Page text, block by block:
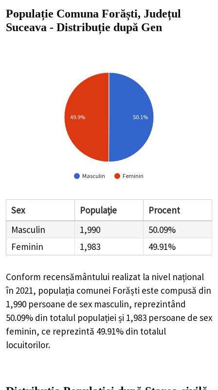
Populație Comuna Forăști, Județul
Suceava - Distribuție după Gen
Masculin Feminin
49.9% 50.1%
Sex Populație
Procent
Masculin
1,990
50.09%
Feminin
1,983 49.91%
Conform recensământului realizat la nivel național
în 2021, populația comunei Forăști este compusă din
1,990 persoane de sex masculin, reprezintând
50.09% din totalul populației și 1,983 persoane de sex
feminin, ce reprezintă 49.91% din totalul
locuitorilor.